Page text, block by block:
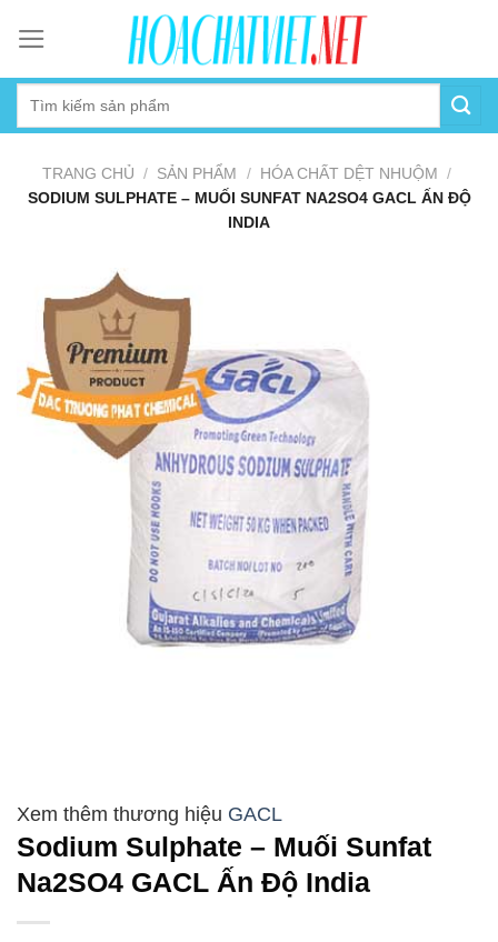
content
TRANG CHỦ / SẢN PHẨM / HÓA CHẤT DỆT NHUỘM /
SODIUM SULPHATE – MUỐI SUNFAT NA2SO4 GACL ẤN ĐỘ
INDIA
GACL
Sodium Sulphate – Muối Sunfat
Na2SO4 GACL Ấn Độ India